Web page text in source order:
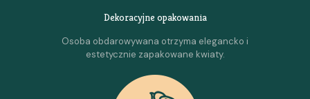
Dekoracyjne opakowania
Osoba obdarowywana otrzyma elegancko i
estetycznie zapakowane kwiaty.